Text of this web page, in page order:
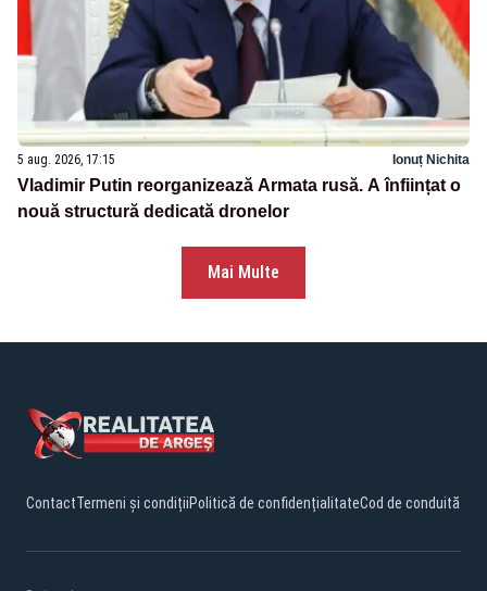
5 aug. 2026, 17:15 Ionuț Nichita
Vladimir Putin reorganizează Armata rusă. A înființat o
nouă structură dedicată dronelor
Mai Multe
ContactTermeni și condițiiPolitică de confidențialitateCod de conduită